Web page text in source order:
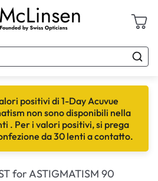
positivi di 1-Day Acuvue
non sono disponibili nella
. Per i valori positivi, si prega
da 30 lenti a contatto.
for ASTIGMATISM 90